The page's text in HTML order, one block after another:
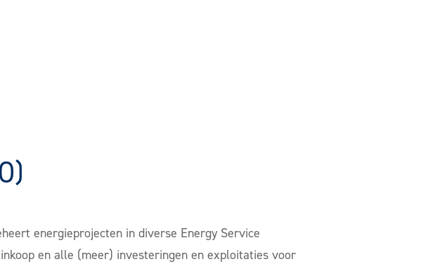
energieprojecten in diverse Energy Service
en alle (meer) investeringen en exploitaties voor